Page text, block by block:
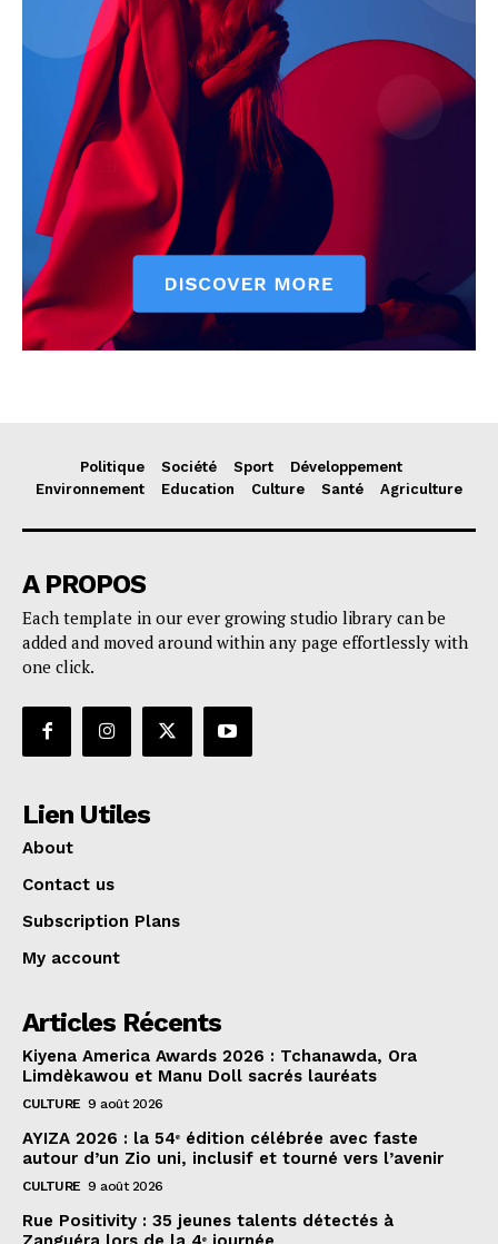
Politique Société Sport
Développement
Environnement
Education Culture Santé Agriculture
A PROPOS
Each template in our ever growing studio library can be
added and moved around within any page effortlessly with
one click.
Lien Utiles
About
Contact us
Subscription Plans
My account
Articles Récents
Kiyena America Awards 2026 : Tchanawda, Ora
Limdèkawou et Manu Doll sacrés lauréats
CULTURE 9 août 2026
AYIZA 2026 : la 54ᵉ édition célébrée avec faste
autour d’un Zio uni, inclusif et tourné vers l’avenir
CULTURE 9 août 2026
Rue Positivity : 35 jeunes talents détectés à